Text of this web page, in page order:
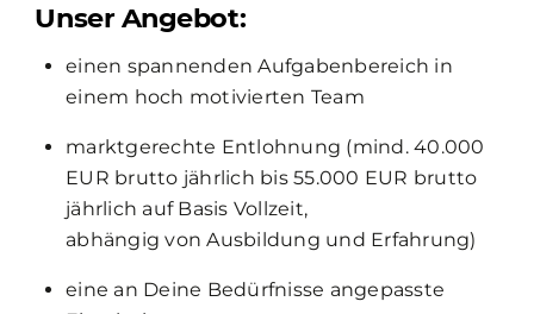
Unser Angebot:
einen spannenden Aufgabenbereich in
einem hoch motivierten Team
marktgerechte Entlohnung (mind. 40.000
EUR brutto jährlich bis 55.000 EUR brutto
jährlich auf Basis Vollzeit,
abhängig von Ausbildung und Erfahrung)
eine an Deine Bedürfnisse angepasste